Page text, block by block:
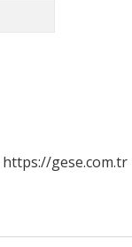
https://gese.com.tr